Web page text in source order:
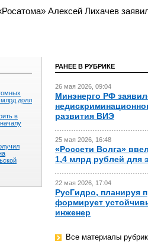
Алексей Лихачев
млрд долл
в
РАНЕЕ В РУБРИКЕ
26 мая 2026, 09:04
Минэнерго РФ
развития ВИЭ
25 мая 2026, 16:48
«Россети Волга»
1,4 млрд рублей для
22 мая 2026, 17:04
РусГидро, планируя
формирует
инженер
Все материалы